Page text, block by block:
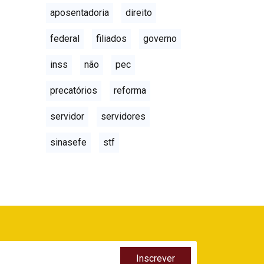
aposentadoria direito
federal filiados governo
inss não pec
precatórios reforma
servidor servidores
sinasefe stf